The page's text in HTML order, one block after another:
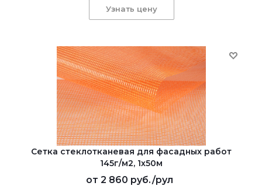
Узнать цену
Сетка стеклотканевая для фасадных работ
145г/м2, 1х50м
от 2 860 руб./рул